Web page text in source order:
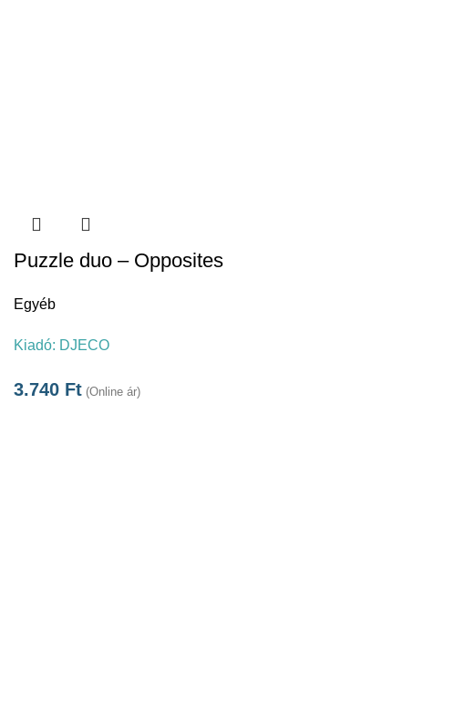
Puzzle duo – Opposites
Egyéb
Kiadó: DJECO
3.740 Ft (Online ár)